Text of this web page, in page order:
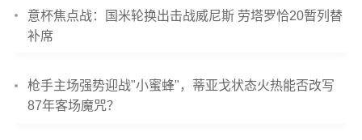
意杯焦点战：国米轮换出击战威尼斯 劳塔罗恰20暂列替
补席
枪手主场强势迎战"小蜜蜂"，蒂亚戈状态火热能否改写
87年客场魔咒？